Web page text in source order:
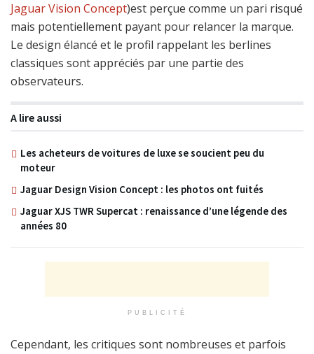
Jaguar Vision Concept)est perçue comme un pari risqué
mais potentiellement payant pour relancer la marque.
Le design élancé et le profil rappelant les berlines
classiques sont appréciés par une partie des
observateurs.
A lire aussi
Les acheteurs de voitures de luxe se soucient peu du
moteur
Jaguar Design Vision Concept : les photos ont fuités
Jaguar XJS TWR Supercat : renaissance d’une légende des
années 80
PUBLICITÉ
Cependant, les critiques sont nombreuses et parfois